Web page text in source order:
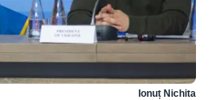
Ionuț Nichita